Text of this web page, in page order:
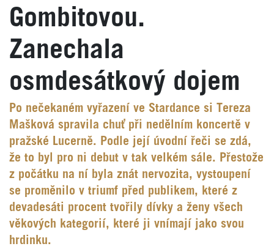
Gombitovou.
Zanechala
osmdesátkový dojem
Po nečekaném vyřazení ve Stardance si Tereza
Mašková spravila chuť při nedělním koncertě v
pražské Lucerně. Podle její úvodní řeči se zdá,
že to byl pro ni debut v tak velkém sále. Přestože
z počátku na ní byla znát nervozita, vystoupení
se proměnilo v triumf před publikem, které z
devadesáti procent tvořily dívky a ženy všech
věkových kategorií, které ji vnímají jako svou
hrdinku.